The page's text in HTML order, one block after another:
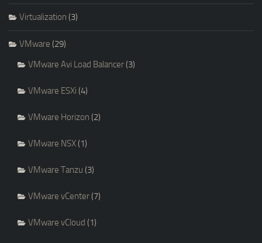
Virtualization (3)
VMware (29)
VMware Avi Load Balancer(3)
VMware ESXi (4)
VMware Horizon (2)
VMware NSX(1)
VMware Tanzu (3)
VMware vCenter(7)
VMware vCloud (1)